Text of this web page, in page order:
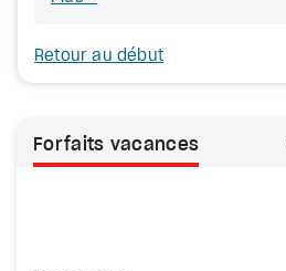
Retour au début
Forfaits vacances